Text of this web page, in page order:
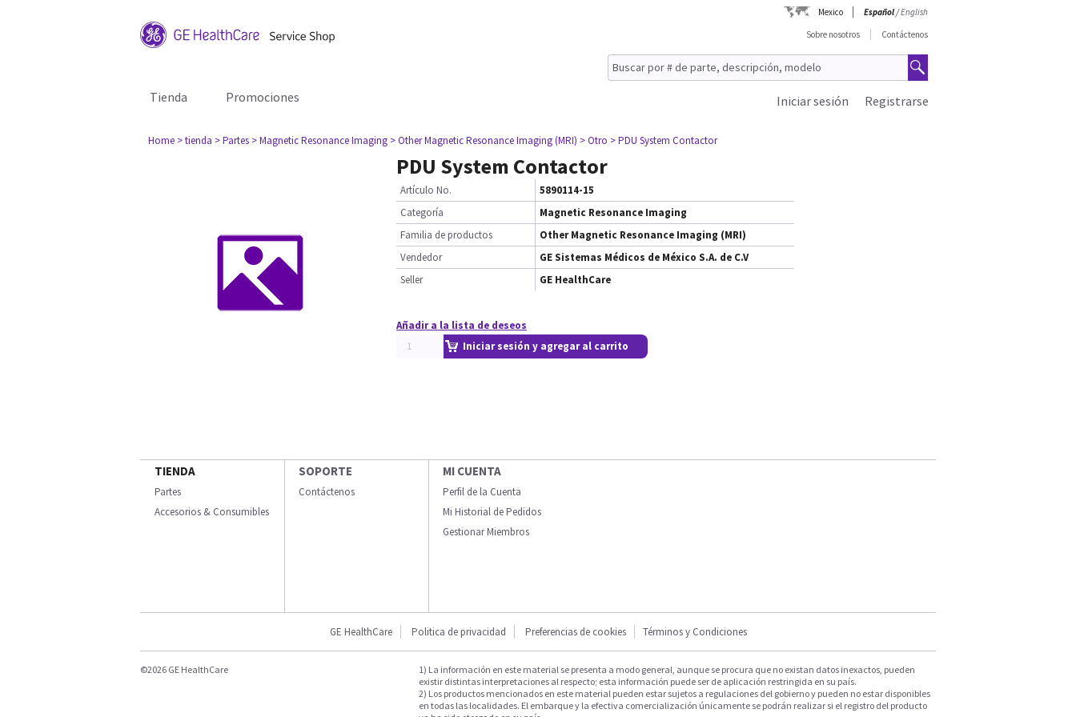
Mexico Español/English
Sobre nosotros
Contáctenos
Tienda Promociones Registrarse
Iniciar sesión
Home > tienda > Partes > Magnetic Resonance Imaging > Other Magnetic Resonance Imaging (MRI) > Otro > PDU System Contactor
PDU System Contactor
Artículo No.
5890114-15
Categoría
Magnetic Resonance Imaging
Familia de productos
Other Magnetic Resonance Imaging (MRI)
Vendedor
GE Sistemas Médicos de México S.A. de C.V
Seller
GE HealthCare
Añadir a la lista de deseos
Iniciar sesión y agregar al carrito
TIENDA
Partes
Accesorios & Consumibles
SOPORTE
Contáctenos
MI CUENTA
Perfil de la Cuenta
Mi Historial de Pedidos
Gestionar Miembros
GE HealthCare Politica de privacidad Preferencias de cookies Términos y Condiciones
©2026 GE HealthCare
1) La información en este material se presenta a modo general, aunque se procura que no existan datos inexactos, pueden
existir distintas interpretaciones al respecto; esta información puede ser de aplicación restringida en su país.
2) Los productos mencionados en este material pueden estar sujetos a regulaciones del gobierno y pueden no estar disponibles
en todas las localidades. El embarque y la efectiva comercialización únicamente se podrán realizar si el registro del producto